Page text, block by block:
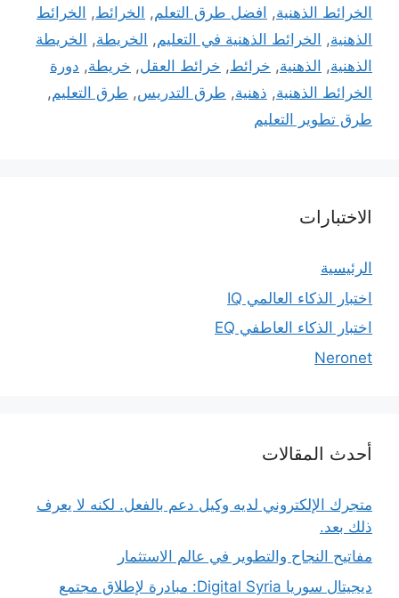
الخرائط الذهنية, افضل طرق التعلم, الخرائط, الخرائط
الذهنية, الخرائط الذهنية في التعليم, الخريطة, الخريطة
الذهنية, الذهنية, خرائط, خرائط العقل, خريطة, دورة
الخرائط الذهنية, ذهنية, طرق التدريس, طرق التعليم,
طرق تطوير التعليم
الاختبارات
الرئيسية
اختبار الذكاء العالمي IQ
اختبار الذكاء العاطفي EQ
Neronet
أحدث المقالات
متجرك الإلكتروني لديه وكيل دعم بالفعل. لكنه لا يعرف
ذلك بعد.
مفاتيح النجاح والتطوير في عالم الاستثمار
ديجيتال سوريا Digital Syria: مبادرة لإطلاق مجتمع